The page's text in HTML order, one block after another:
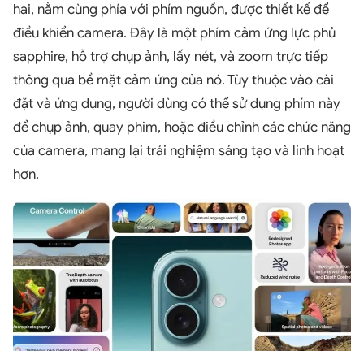
hai, nằm cùng phía với phím nguồn, được thiết kế để
điều khiển camera. Đây là một phím cảm ứng lực phủ
sapphire, hỗ trợ chụp ảnh, lấy nét, và zoom trực tiếp
thông qua bề mặt cảm ứng của nó. Tùy thuộc vào cài
đặt và ứng dụng, người dùng có thể sử dụng phím này
để chụp ảnh, quay phim, hoặc điều chỉnh các chức năng
của camera, mang lại trải nghiệm sáng tạo và linh hoạt
hơn.